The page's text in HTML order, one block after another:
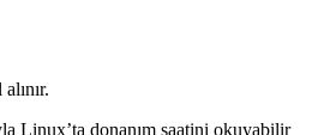
Linux’ta donanım saatini okuyabilir